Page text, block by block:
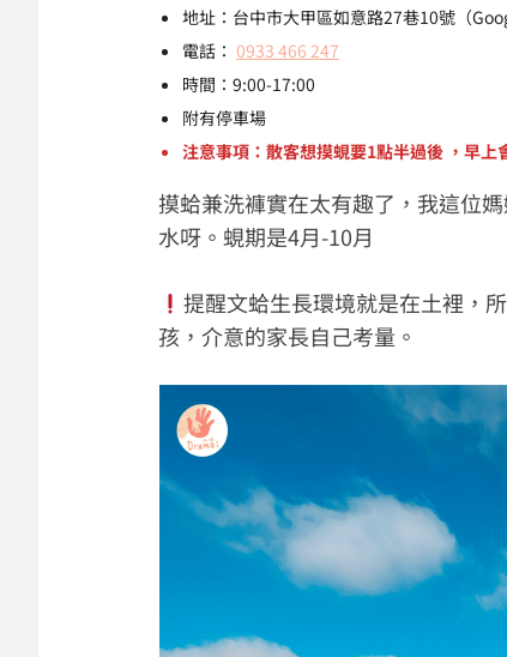
地址：台中市大甲區如意路27巷10號（
電話： 0933 466 247
時間：9:00-17:00
附有停車場
注意事項：散客想摸蜆要1點半過後 ，早上
摸蛤兼洗褲實在太有趣了，我這位
水呀。蜆期是4月-10月
提醒文蛤生長環境就是在土裡，
孩，介意的家長自己考量。